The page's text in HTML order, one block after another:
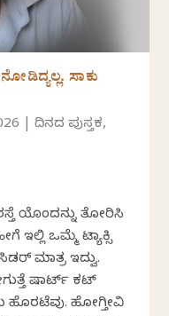
ಸಾಕು
|ದಿನದ ಪುಸ್ತಕ,
ಯೊಂದನ್ನು ತೋರಿಸಿ
ಇಲ್ಲಿ ಒಮ್ಮೆ ಟ್ಯಾಕ್ಸಿ
ಮಾತ್ರ ಇದ್ವು.
ಷಾರ್ಟ್ ಕಟ್
ಹೋಗ್ತೀವಿ